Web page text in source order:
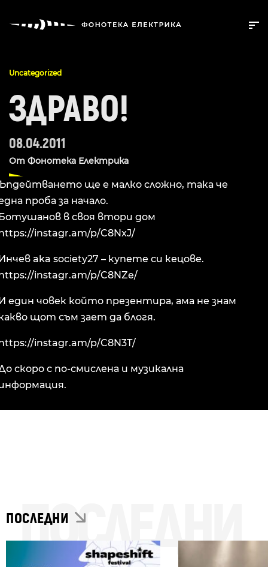
Uncategorized
ЗДРАВО!
08.04.2011
От Фонотека Електрика
ще е малко сложно, така че
прoба за начало.
в своя втори дом
instagr.am/p/C8NxJ/
aka society27 – купете си кецове.
instagr.am/p/C8NZe/
един човек който презентира, ама не знам
щот съм зает да блогя.
instagr.am/p/C8N3T/
скоро с по-смислена и музикална
ПОСЛЕДНИ
ПОСЛЕДНИ